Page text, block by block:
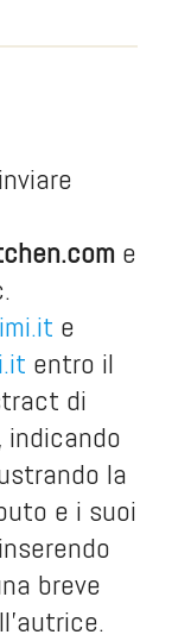
e
e
entro il
di
la
e i suoi
breve